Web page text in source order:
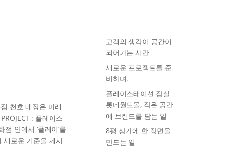
천호 매장은 미래
: 플레이스
안에서 ‘플레이’를
새로운 기준을 제시
고객의 생각이 공간이
되어가는 시간
새로운 프로젝트를 준
비하며,
플레이스테이션 잠실
롯데월드몰, 작은 공간
에 브랜드를 담는 일
8평 상가에 한 장면을
만드는 일